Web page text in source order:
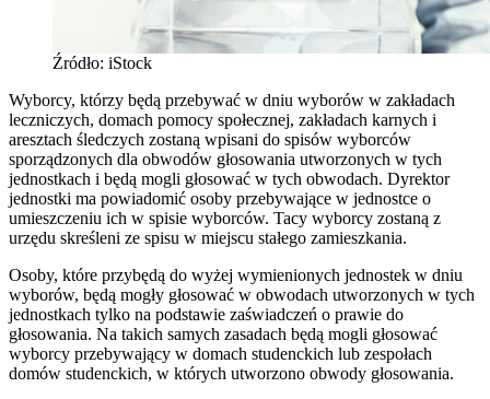
Źródło: iStock
Wyborcy, którzy będą przebywać w dniu wyborów w zakładach
leczniczych, domach pomocy społecznej, zakładach karnych i
aresztach śledczych zostaną wpisani do spisów wyborców
sporządzonych dla obwodów głosowania utworzonych w tych
jednostkach i będą mogli głosować w tych obwodach. Dyrektor
jednostki ma powiadomić osoby przebywające w jednostce o
umieszczeniu ich w spisie wyborców. Tacy wyborcy zostaną z
urzędu skreśleni ze spisu w miejscu stałego zamieszkania.
Osoby, które przybędą do wyżej wymienionych jednostek w dniu
wyborów, będą mogły głosować w obwodach utworzonych w tych
jednostkach tylko na podstawie zaświadczeń o prawie do
głosowania. Na takich samych zasadach będą mogli głosować
wyborcy przebywający w domach studenckich lub zespołach
domów studenckich, w których utworzono obwody głosowania.